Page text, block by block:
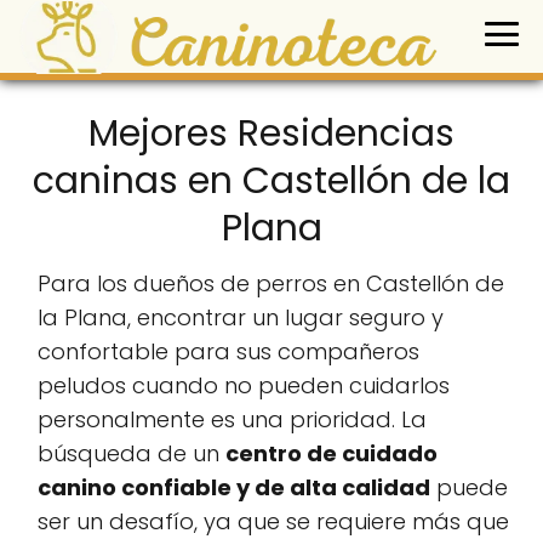
Mejores Residencias
caninas en Castellón de la
Plana
Para los dueños de perros en Castellón de
la Plana, encontrar un lugar seguro y
confortable para sus compañeros
peludos cuando no pueden cuidarlos
personalmente es una prioridad. La
búsqueda de un centro de cuidado
canino confiable y de alta calidad puede
ser un desafío, ya que se requiere más que